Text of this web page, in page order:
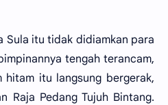
Sula itu tidak didiamkan para
tengah terancam,
hitam itu langsung bergerak,
Raja Pedang Tujuh Bintang.